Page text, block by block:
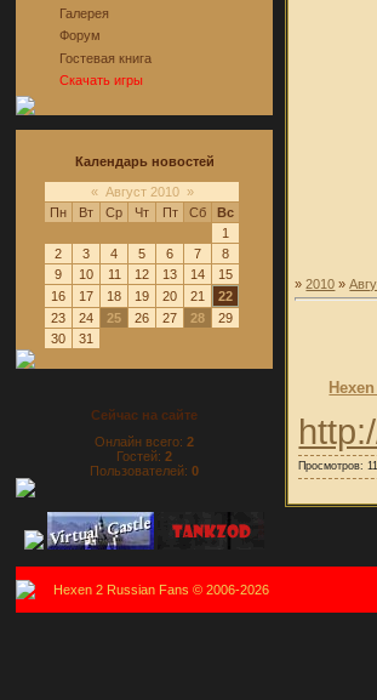
Галерея
Форум
Гостевая книга
Скачать игры
Календарь новостей
« Август 2010 »
Пн
Вт Ср Чт Пт Сб
Вс
1
2
3 4 5 6 7
8
9
10 11 12 13 14
15
16
17 18 19 20 21
22
23
24 25 26 27 28
29
30
31
Сейчас на сайте
Онлайн всего:2
Гостей:2
Пользователей:0
»2010 »
Просмотров:
Hexen 2 Russian Fans © 2006-2026